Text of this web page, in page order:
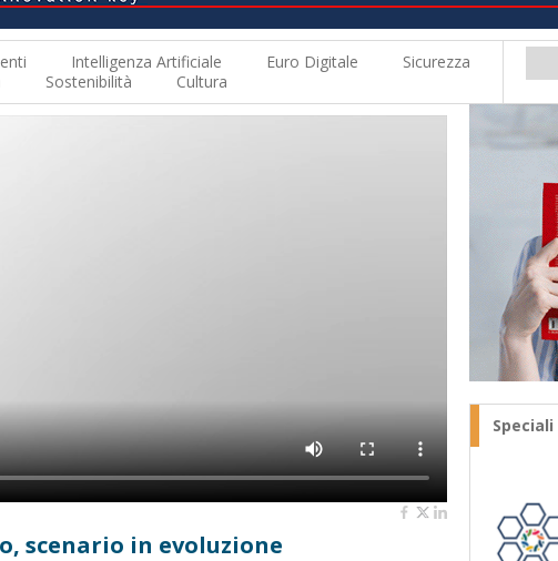
Intelligenza Artificiale Euro Digitale
Sicurezza
Sostenibilità Cultura
scenario in evoluzione